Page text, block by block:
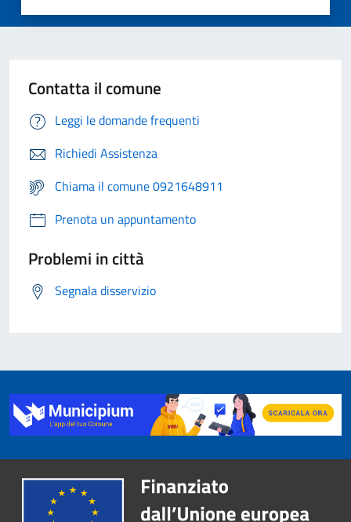
Contatta il comune
Leggi le domande frequenti
Richiedi Assistenza
Chiama il comune 0921648911
Prenota un appuntamento
Problemi in città
Segnala disservizio